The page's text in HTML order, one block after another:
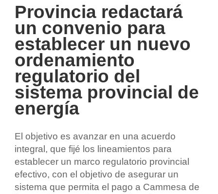
Provincia redactará
un convenio para
establecer un nuevo
ordenamiento
regulatorio del
sistema provincial de
energía
El objetivo es avanzar en una acuerdo
integral, que fijé los lineamientos para
establecer un marco regulatorio provincial
efectivo, con el objetivo de asegurar un
sistema que permita el pago a Cammesa de